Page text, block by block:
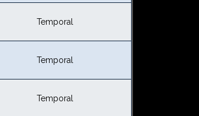
Temporal
Temporal
Temporal